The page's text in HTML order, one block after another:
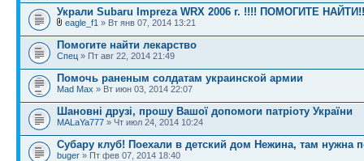
Украли Subaru Impreza WRX 2006 г. !!!! ПОМОГИТЕ
eagle_f1 » Вт янв 07, 2014 13:21
Помогите найти лекарство
Спец » Пт авг 22, 2014 21:49
Помочь раненым солдатам украинской армии
Mad Max » Вт июн 03, 2014 22:07
Шановні друзі, прошу Вашої допомоги патріоту України
MALaYa777 » Чт июл 24, 2014 10:24
Субару клуб! Поехали в детский дом Нежина, там нужна
buger » Пт фев 07, 2014 18:40